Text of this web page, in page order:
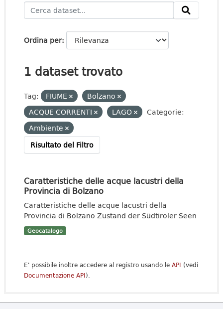
Ordina per
1 dataset trovato
Tag: FIUME
Bolzano
ACQUE CORRENTI
LAGO
Categorie:
Ambiente
Risultato del Filtro
Caratteristiche delle acque lacustri della
Provincia di Bolzano
Caratteristiche delle acque lacustri della
Provincia di Bolzano Zustand der Südtiroler Seen
Geocatalogo
E' possibile inoltre accedere al registro usando le API (vedi
Documentazione API).